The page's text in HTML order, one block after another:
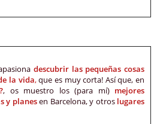
descubrir las pequeñas cosas
la vida,que es muy corta! Así que, en
, os muestro los (para mí) mejores
y planesen Barcelona, y otros lugares